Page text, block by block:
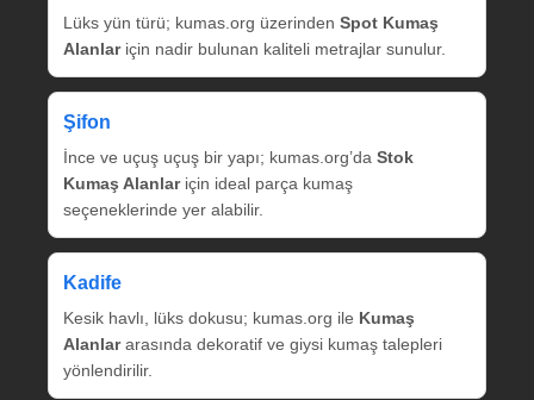
Lüks yün türü; kumas.org üzerinden Spot Kumaş
Alanlariçin nadir bulunan kaliteli metrajlar sunulur.
Şifon
İnce ve uçuş uçuş bir yapı; kumas.org’da Stok
Kumaş Alanlariçin ideal parça kumaş
seçeneklerinde yer alabilir.
Kadife
Kesik havlı, lüks dokusu; kumas.org ile Kumaş
Alanlararasında dekoratif ve giysi kumaş talepleri
yönlendirilir.